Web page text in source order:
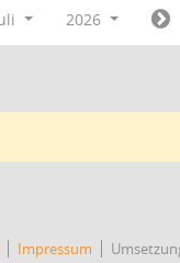
2026
Impressum